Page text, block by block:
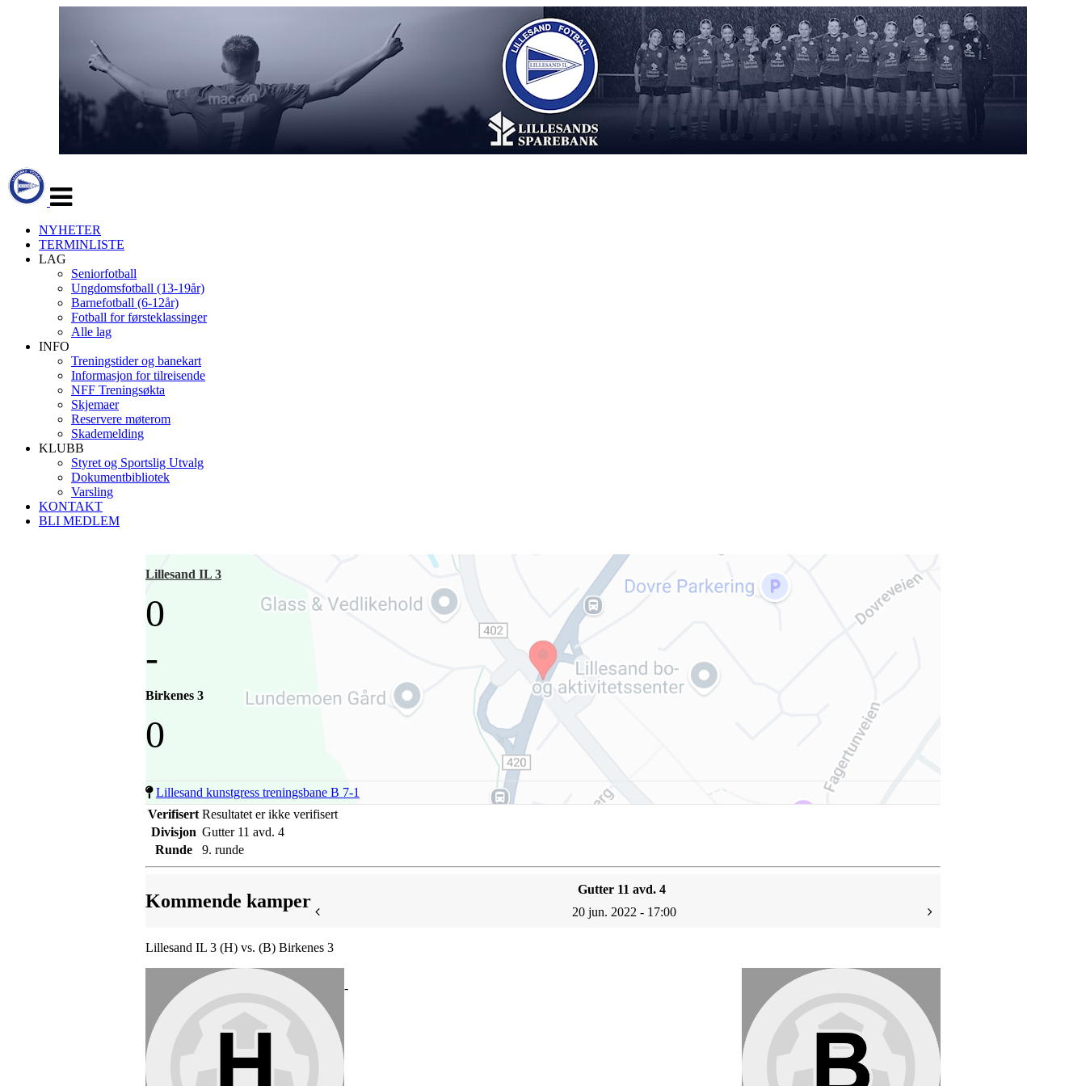
navigasjon
NYHETER
TERMINLISTE
LAG
Seniorfotball
Ungdomsfotball (13-19år)
Barnefotball (6-12år)
Fotball for førsteklassinger
Alle lag
INFO
Treningstider og banekart
Informasjon for tilreisende
NFF Treningsøkta
Skjemaer
Reservere møterom
Skademelding
KLUBB
Styret og Sportslig Utvalg
Dokumentbibliotek
Varsling
KONTAKT
BLI MEDLEM
Lillesand IL 3
0
-
Birkenes 3
0
Lillesand kunstgress treningsbane B 7-1
Verifisert Resultatet er ikke verifisert
Divisjon Gutter 11 avd. 4
Runde
9. runde
Kommende kamper
Gutter 11 avd. 4
20 jun. 2022 - 17:00
Lillesand IL 3 (H) vs. (B) Birkenes 3
-